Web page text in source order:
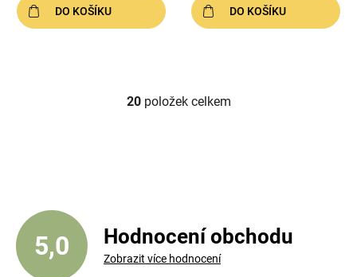
DO KOŠÍKU DO KOŠÍKU
O
í
p
r
20položek celkem
5,0 Hodnocení obchodu
Zobrazit více hodnocení